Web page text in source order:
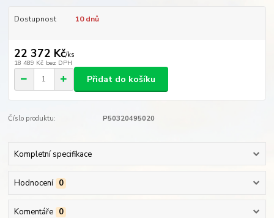
Dostupnost 10 dnů
22 372 Kč/ks
18 489 Kč bez DPH
Přidat do košíku
Číslo produktu: P50320495020
Kompletní specifikace
Hodnocení 0
Komentáře 0